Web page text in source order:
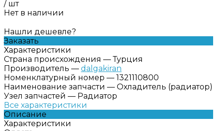
/ шт
Нет в наличии
Нашли дешевле?
Заказать
Характеристики
Страна происхождения — Турция
Производитель — dalgakiran
Номенклатурный номер — 1321110800
Наименование запчасти — Охладитель (радиатор)
Узел запчастей — Радиатор
Все характеристики
Описание
Характеристики